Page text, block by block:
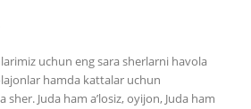
uchun eng sara sherlarni havola
hamda kattalar uchun
Juda ham a’losiz, oyijon, Juda ham